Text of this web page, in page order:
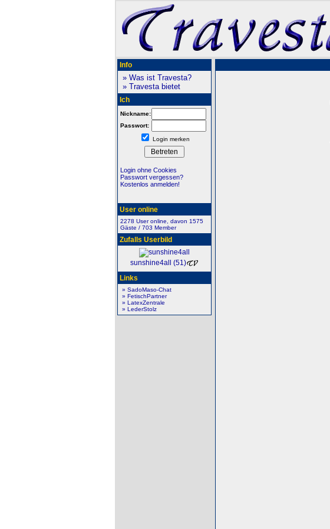
Info
» Was ist Travesta?
» Travesta bietet
Ich
Nickname:
Passwort:
Login merken
Login ohne Cookies
Passwort vergessen?
Kostenlos anmelden!
User online
2278 User online, davon 1575
Gäste / 703 Member
Zufalls Userbild
sunshine4all (51)
Links
» SadoMaso-Chat
» FetischPartner
» LatexZentrale
» LederStolz